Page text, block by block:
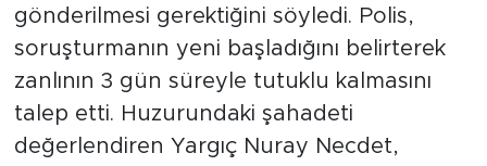
gönderilmesi gerektiğini söyledi. Polis,
soruşturmanın yeni başladığını belirterek
zanlının 3 gün süreyle tutuklu kalmasını
talep etti. Huzurundaki şahadeti
değerlendiren Yargıç Nuray Necdet,